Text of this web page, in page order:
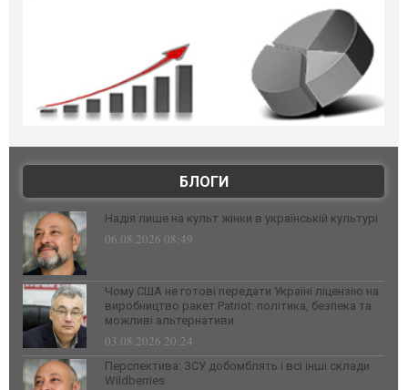
БЛОГИ
Надія лише на культ жінки в українській культурі
06.08.2026 08:49
Чому США не готові передати Україні ліцензію на
виробництво ракет Patriot: політика, безпека та
можливі альтернативи
03.08.2026 20:24
Перспектива: ЗСУ добомблять і всі інші склади
Wildberries